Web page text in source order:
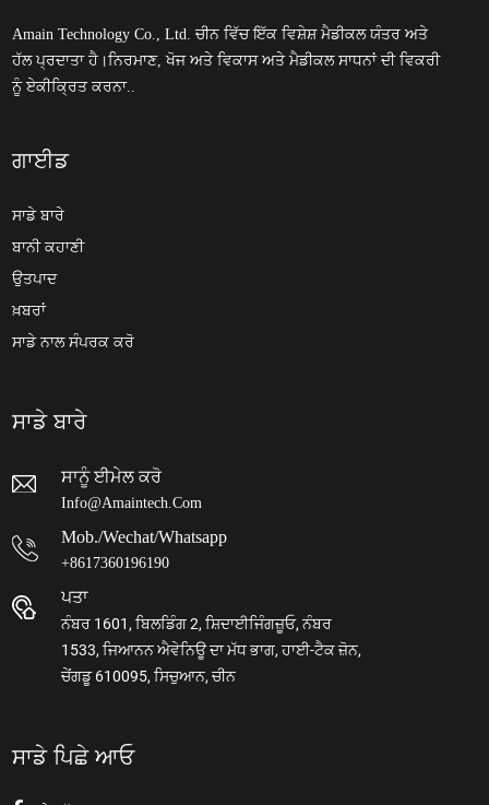
Amain Technology Co., Ltd. ਚੀਨ ਵਿੱਚ ਇੱਕ ਵਿਸ਼ੇਸ਼ ਮੈਡੀਕਲ ਯੰਤਰ ਅਤੇ
ਹੱਲ ਪ੍ਰਦਾਤਾ ਹੈ।ਨਿਰਮਾਣ, ਖੋਜ ਅਤੇ ਵਿਕਾਸ ਅਤੇ ਮੈਡੀਕਲ ਸਾਧਨਾਂ ਦੀ ਵਿਕਰੀ
ਨੂੰ ਏਕੀਕ੍ਰਿਤ ਕਰਨਾ..
ਗਾਈਡ
ਸਾਡੇ ਬਾਰੇ
ਬਾਨੀ ਕਹਾਣੀ
ਉਤਪਾਦ
ਖ਼ਬਰਾਂ
ਸਾਡੇ ਨਾਲ ਸੰਪਰਕ ਕਰੋ
ਸਾਡੇ ਬਾਰੇ
ਸਾਨੂੰ ਈਮੇਲ ਕਰੋ
Info@amaintech.com
Mob./wechat/whatsapp
+8617360196190
ਪਤਾ
ਨੰਬਰ 1601, ਬਿਲਡਿੰਗ 2, ਸ਼ਿਦਾਈਜਿੰਗਜ਼ੂਓ, ਨੰਬਰ
1533, ਜਿਆਨਨ ਐਵੇਨਿਊ ਦਾ ਮੱਧ ਭਾਗ, ਹਾਈ-ਟੈਕ ਜ਼ੋਨ,
ਚੇਂਗਡੂ 610095, ਸਿਚੁਆਨ, ਚੀਨ
ਸਾਡੇ ਪਿਛੇ ਆਓ